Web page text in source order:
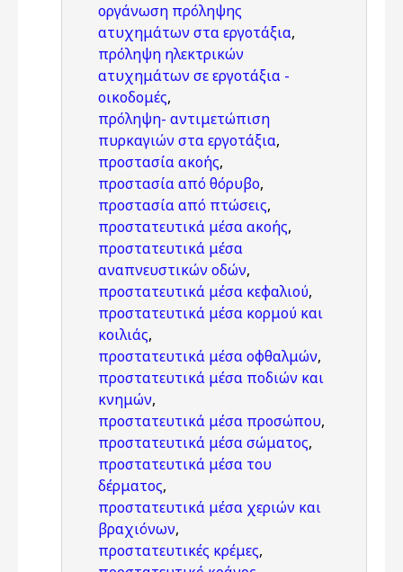
οργάνωση πρόληψης
ατυχημάτων στα εργοτάξια,
πρόληψη ηλεκτρικών
ατυχημάτων σε εργοτάξια -
οικοδομές,
πρόληψη- αντιμετώπιση
πυρκαγιών στα εργοτάξια,
προστασία ακοής,
προστασία από θόρυβο,
προστασία από πτώσεις,
προστατευτικά μέσα ακοής,
προστατευτικά μέσα
αναπνευστικών οδών,
προστατευτικά μέσα κεφαλιού,
προστατευτικά μέσα κορμού και
κοιλιάς,
προστατευτικά μέσα οφθαλμών,
προστατευτικά μέσα ποδιών και
κνημών,
προστατευτικά μέσα προσώπου,
προστατευτικά μέσα σώματος,
προστατευτικά μέσα του
δέρματος,
προστατευτικά μέσα χεριών και
βραχιόνων,
προστατευτικές κρέμες,